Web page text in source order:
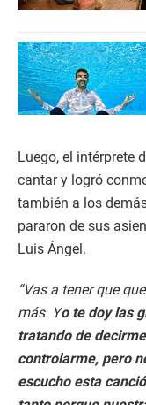
Luego, el intérprete
cantar y logró
también a los
pararon de sus
Luis Ángel.
“Vas a tener que
más. Yo te doy las
tratando de
controlarme, pero
escucho esta